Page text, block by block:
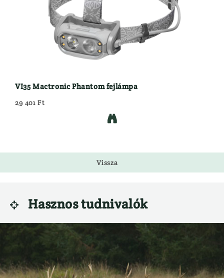
VI35 Mactronic Phantom fejlámpa
29 401 Ft

Vissza
 Hasznos tudnivalók